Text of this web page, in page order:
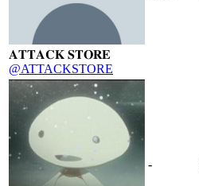
𝐀𝐓𝐓𝐀𝐂𝐊 𝐒𝐓𝐎𝐑𝐄
@ATTACKSTORE
-